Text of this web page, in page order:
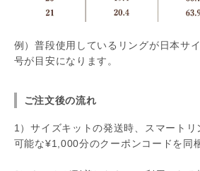
例）普段使用しているリングが日本サ
号が目安になります。
ご注文後の流れ
1）サイズキットの発送時、スマートリ
可能な¥1,000分のクーポンコードを同